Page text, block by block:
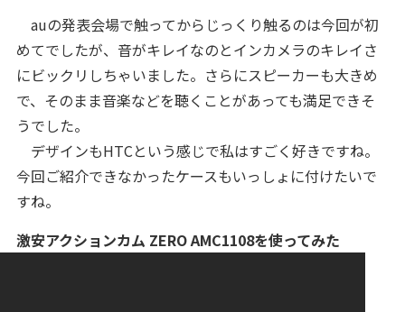
auの発表会場で触ってからじっくり触るのは今回が初
めてでしたが、音がキレイなのとインカメラのキレイさ
にビックリしちゃいました。さらにスピーカーも大きめ
で、そのまま音楽などを聴くことがあっても満足できそ
うでした。
デザインもHTCという感じで私はすごく好きですね。
今回ご紹介できなかったケースもいっしょに付けたいで
すね。
激安アクションカム ZERO AMC1108を使ってみた